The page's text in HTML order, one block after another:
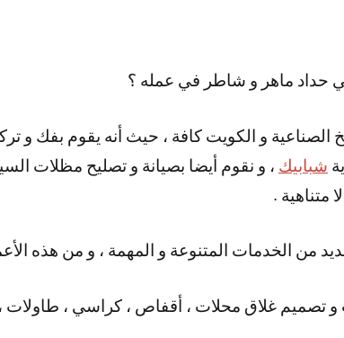
حداد ماهر و شاطر في عمله ؟
الصناعية و الكويت كافة ، حيث أنه يقوم بفك و
شبابيك ، و نقوم أيضا بصيانة و تصليح مظلات
متناهية .
من الخدمات المتنوعة و المهمة ، و من هذه
تصميم غلاق محلات ، أقفاص ، كراسي ، طاولات